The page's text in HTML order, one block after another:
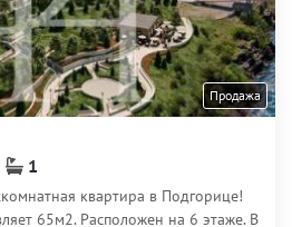
Продажа
1
квартира в Подгорице!
65м2. Расположен на 6 этаже. В